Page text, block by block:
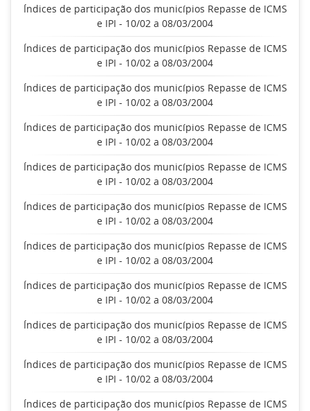
Índices de participação dos municípios Repasse de ICMS
e IPI - 10/02 a 08/03/2004
Índices de participação dos municípios Repasse de ICMS
e IPI - 10/02 a 08/03/2004
Índices de participação dos municípios Repasse de ICMS
e IPI - 10/02 a 08/03/2004
Índices de participação dos municípios Repasse de ICMS
e IPI - 10/02 a 08/03/2004
Índices de participação dos municípios Repasse de ICMS
e IPI - 10/02 a 08/03/2004
Índices de participação dos municípios Repasse de ICMS
e IPI - 10/02 a 08/03/2004
Índices de participação dos municípios Repasse de ICMS
e IPI - 10/02 a 08/03/2004
Índices de participação dos municípios Repasse de ICMS
e IPI - 10/02 a 08/03/2004
Índices de participação dos municípios Repasse de ICMS
e IPI - 10/02 a 08/03/2004
Índices de participação dos municípios Repasse de ICMS
e IPI - 10/02 a 08/03/2004
Índices de participação dos municípios Repasse de ICMS